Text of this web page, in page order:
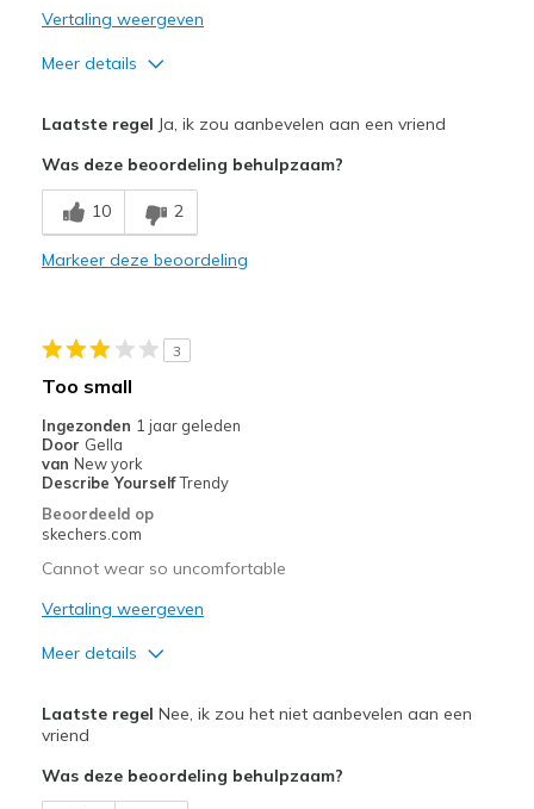
Vertaling weergeven
Meer details
Breathe Well
Comfortable
Beste toepassingen
Casual Wear
Special Occasions
Width
View On Shoes
I'm Into Shoes
Laatste regel Ja, ik zou aanbevelen aan een vriend
Was deze beoordeling behulpzaam?
10 2
Markeer deze beoordeling
3
Too small
Ingezonden 1 jaar geleden
Door Gella
van New york
Describe YourselfTrendy
Beoordeeld op
skechers.com
Cannot wear so uncomfortable
Vertaling weergeven
Meer details
Attractive Design
Stylish
Laatste regel Nee, ik zou het niet aanbevelen aan een
vriend
Was deze beoordeling behulpzaam?